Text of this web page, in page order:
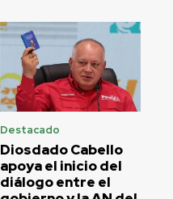
Destacado
Diosdado Cabello
apoya el inicio del
diálogo entre el